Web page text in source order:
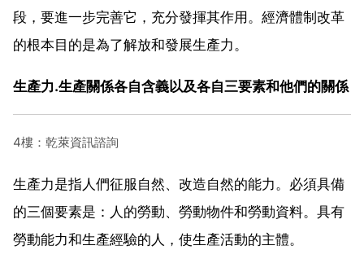
段，要進一步完善它，充分發揮其作用。經濟體制改革
的根本目的是為了解放和發展生產力。
生產力.生產關係各自含義以及各自三要素和他們的關係
4樓：乾萊資訊諮詢
生產力是指人們征服自然、改造自然的能力。必須具備
的三個要素是：人的勞動、勞動物件和勞動資料。具有
勞動能力和生產經驗的人，使生產活動的主體。